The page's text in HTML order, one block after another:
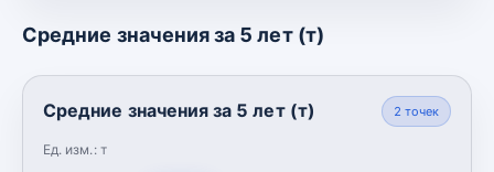
Средние значения за 5 лет (т)
Средние значения за 5 лет (т)
Ед. изм.: т
2 точек